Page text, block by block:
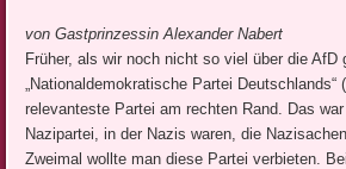
von Gastprinzessin Alexander Nabert
Früher, als wir noch nicht so viel über die AfD
„Nationaldemokratische Partei Deutschlands“
relevanteste Partei am rechten Rand. Das
Nazipartei, in der Nazis waren, die
Zweimal wollte man diese Partei verbieten.